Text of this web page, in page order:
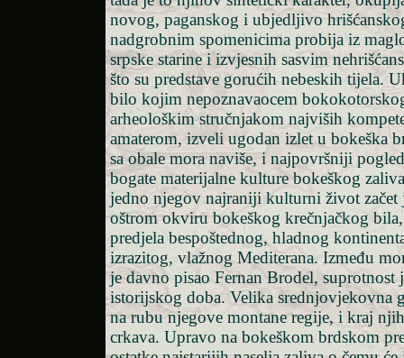
novog, paganskog i ubjedljivo
nadgrobnim spomenicima probija iz
srpske starine i izvjesnih sasvim
što su predstave gorućih nebeskih tijela.
bilo kojim nepoznavaocem
arheološkim stručnjakom najviših
amaterom, izveli ugodan izlet u bokeška
sa obale mora naviše, i najpovršniji
bogate materijalne kulture bokeškog
jedno njegov najraniji kulturni život začet
oštrom okviru bokeškog krečnjačkog
predjela bespoštednog, hladnog
izrazitog, vlažnog Mediterana. Između
je davno pisao Fernan Brodel, suprotnost
istorijskog doba. Velika srednjovjekovna
na rubu njegove montane regije, i kraj
crkava. Upravo na bokeškom brdskom